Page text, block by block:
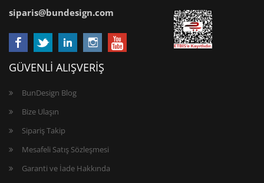
siparis@bundesign.com
GÜVENLİ ALIŞVERİŞ
BunDesign Blog
Bize Ulaşın
Sipariş Takip
Mesafeli Satış Sözleşmesi
Garanti ve İade Hakkında